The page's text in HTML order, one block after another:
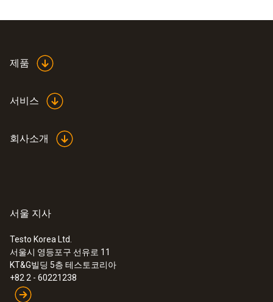
:0563 3240 71
Pro set testo 324:전문적인 측정, 문서 -
제품
서비스
회사소개
서울 지사
Testo Korea Ltd.
서울시 영등포구 선유로 11
KT&G빌딩 5층 테스토코리아
+82 2 - 60221238